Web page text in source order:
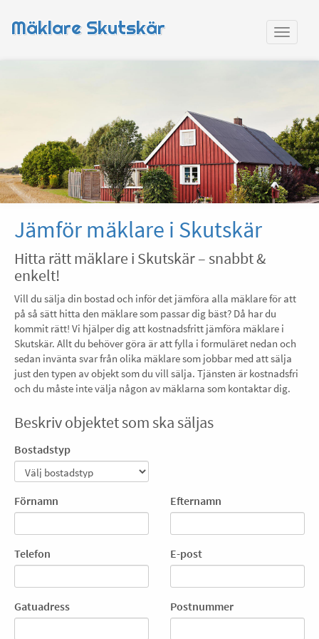
Mäklare Skutskär
Jämför mäklare i Skutskär
Hitta rätt mäklare i Skutskär – snabbt &
enkelt!
Vill du sälja din bostad och inför det jämföra alla mäklare för att
på så sätt hitta den mäklare som passar dig bäst? Då har du
kommit rätt! Vi hjälper dig att kostnadsfritt jämföra mäklare i
Skutskär. Allt du behöver göra är att fylla i formuläret nedan och
sedan invänta svar från olika mäklare som jobbar med att sälja
just den typen av objekt som du vill sälja. Tjänsten är kostnadsfri
och du måste inte välja någon av mäklarna som kontaktar dig.
Beskriv objektet som ska säljas
Bostadstyp
Förnamn Efternamn
Telefon E-post
Gatuadress Postnummer